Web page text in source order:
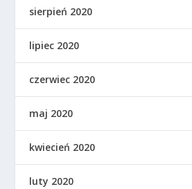
sierpień 2020
lipiec 2020
czerwiec 2020
maj 2020
kwiecień 2020
luty 2020